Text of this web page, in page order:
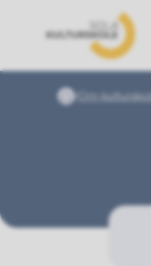
Sola kulturskole
Du er her:
Forside
Om